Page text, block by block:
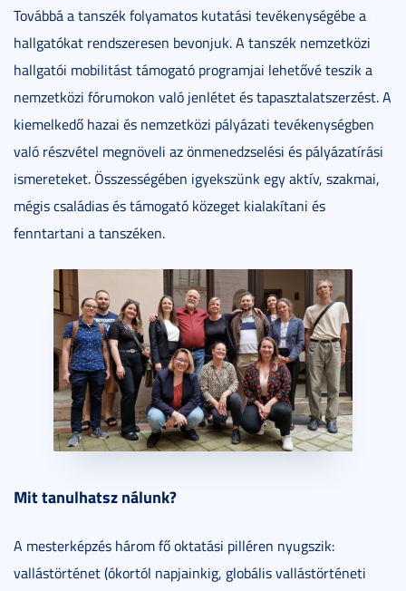
Továbbá a tanszék folyamatos kutatási tevékenységébe a
hallgatókat rendszeresen bevonjuk. A tanszék nemzetközi
hallgatói mobilitást támogató programjai lehetővé teszik a
nemzetközi fórumokon való jenlétet és tapasztalatszerzést. A
kiemelkedő hazai és nemzetközi pályázati tevékenységben
való részvétel megnöveli az önmenedzselési és pályázatírási
ismereteket. Összességében igyekszünk egy aktív, szakmai,
mégis családias és támogató közeget kialakítani és
fenntartani a tanszéken.
Mit tanulhatsz nálunk?
A mesterképzés három fő oktatási pilléren nyugszik:
vallástörténet (ókortól napjainkig, globális vallástörténeti